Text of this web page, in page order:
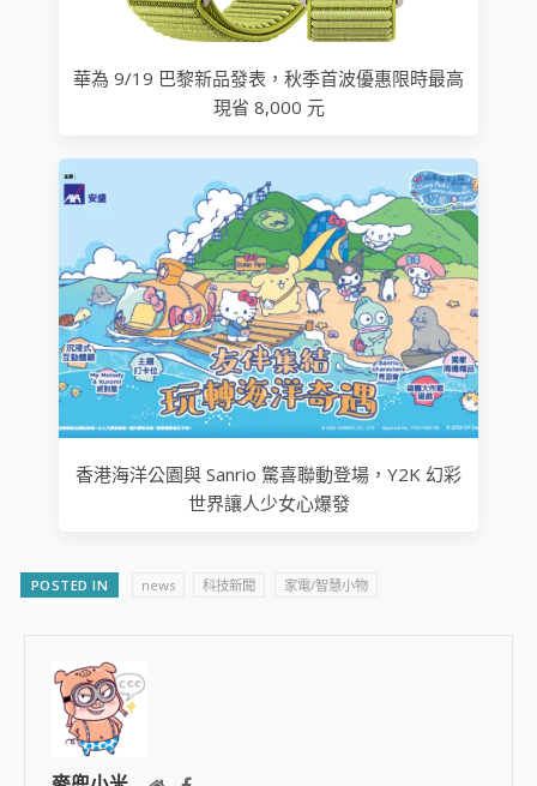
華為 9/19 巴黎新品發表，秋季首波優惠限時最高
現省 8,000 元
香港海洋公園與 Sanrio 驚喜聯動登場，Y2K 幻彩
世界讓人少女心爆發
POSTED IN news 科技新聞 家電/智慧小物